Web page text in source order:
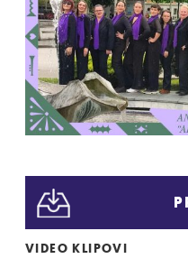
VIDEO KLIPOVI